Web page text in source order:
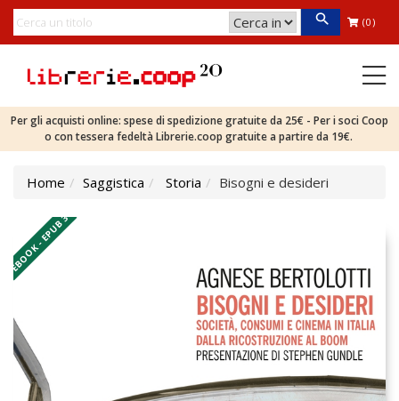
(0)
Per gli acquisti online: spese di spedizione gratuite da 25€ - Per i soci Coop
o con tessera fedeltà Librerie.coop gratuite a partire da 19€.
Home Saggistica Storia Bisogni e desideri
EBOOK - EPUB 3